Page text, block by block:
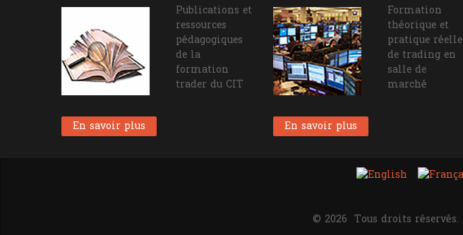
Publications et
ressources
pédagogiques
de la
formation
trader du CIT
En savoir plus
Formation
théorique et
pratique réelle
de trading en
salle de
marché
En savoir plus
© 2026 Tous droits réservés.